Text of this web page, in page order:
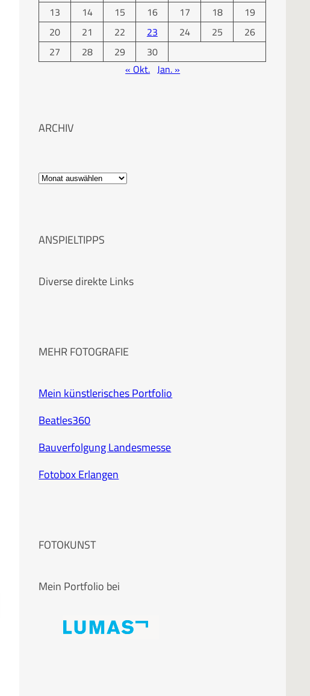
13
14 15 16 17 18
19
20
21 22 23 24 25
26
27
28 29
30
« Okt. Jan. »
ARCHIV
A
i
ANSPIELTIPPS
Diverse direkte Links
MEHR FOTOGRAFIE
Mein künstlerisches Portfolio
Beatles360
Bauverfolgung Landesmesse
Fotobox Erlangen
FOTOKUNST
Mein Portfolio bei